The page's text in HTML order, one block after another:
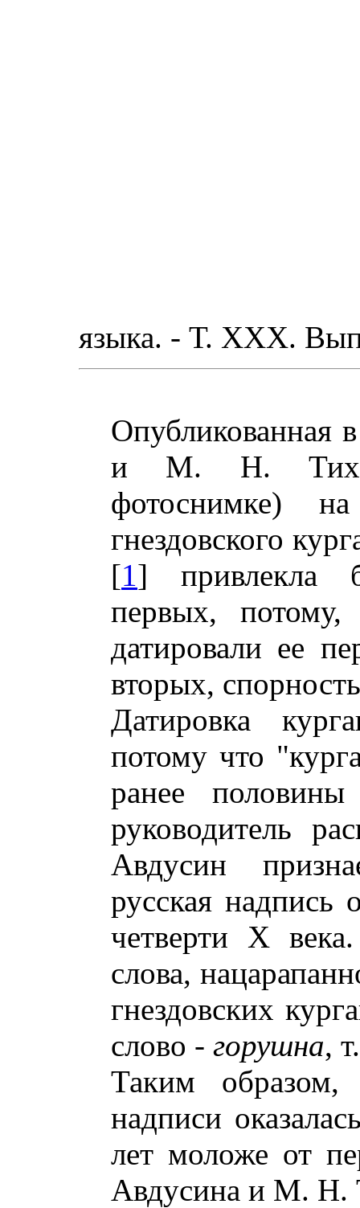
языка. - Т. XXX.
Опубликованная
и М. Н.
фотоснимке)
гнездовского
[1] привлекла
первых,
датировали ее
вторых,
Датировка
потому что
ранее
руководитель
Авдусин
русская надпись
четверти X
слова,
гнездовских
слово - горушна,
Таким образом,
надписи
лет моложе от
Авдусина и М. Н.